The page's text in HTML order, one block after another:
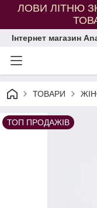
ЛОВИ ЛІТНЮ
Інтернет магазин
ТОВАРИ
ТОП ПРОДАЖІВ